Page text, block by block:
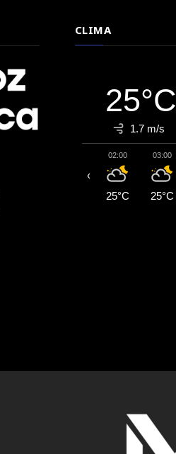
CLIMA
25°C
1.7 m/s
02:00
25°C
03:00
25°C
‹